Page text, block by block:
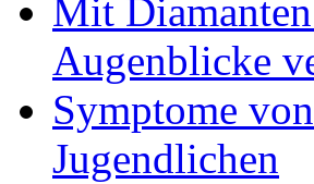
Mit
Augenblicke
Symptome
Jugendlichen